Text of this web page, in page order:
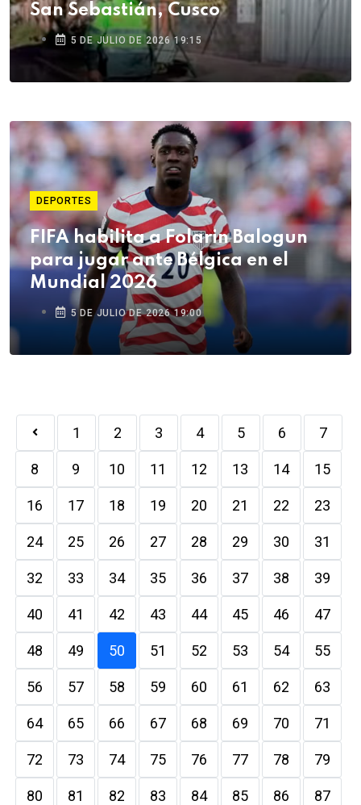
San Sebastián, Cusco
5 DE JULIO DE 2026 19:15
DEPORTES
FIFA habilita a Folarin Balogun
para jugar ante Bélgica en el
Mundial 2026
5 DE JULIO DE 2026 19:00
1 2 3 4 5 6 7
8 9 10 11 12 13 14 15
16 17 18 19 20 21 22 23
24 25 26 27 28 29 30 31
32 33 34 35 36 37 38 39
40 41 42 43 44 45 46 47
48 49 50 51 52 53 54 55
56 57 58 59 60 61 62 63
64 65 66 67 68 69 70 71
72 73 74 75 76 77 78 79
80 81 82 83 84 85 86 87